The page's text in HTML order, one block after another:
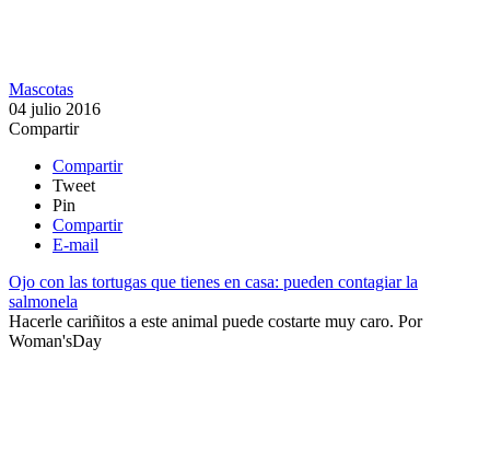
Mascotas
04 julio 2016
Compartir
Compartir
Tweet
Pin
Compartir
E-mail
Ojo con las tortugas que tienes en casa: pueden contagiar la
salmonela
​Hacerle cariñitos a este animal puede costarte muy caro. Por
Woman'sDay